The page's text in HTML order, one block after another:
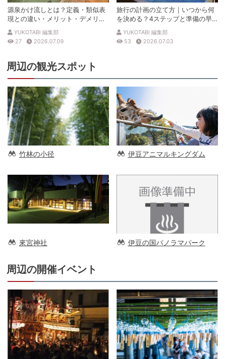
源泉かけ流しとは？定義・類似表
現との違い・メリット・デメリッ
トを解説
YUKOTABI 編集部
27
2026.07.09
旅行の計画の立て方｜いつから何
を決める？4ステップと準備の早
見表
YUKOTABI 編集部
53
2026.07.03
周辺の観光スポット
竹林の小径 伊豆アニマルキングダム
來宮神社 伊豆の国パノラマパーク
周辺の開催イベント